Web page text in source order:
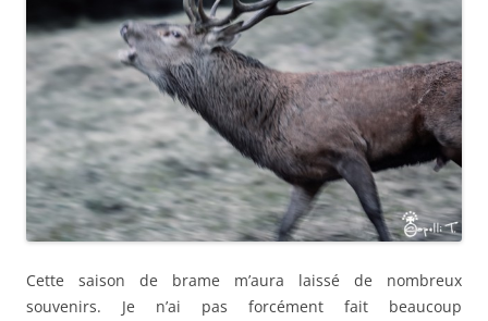
Cette saison de brame m’aura laissé de nombreux
souvenirs. Je n’ai pas forcément fait beaucoup